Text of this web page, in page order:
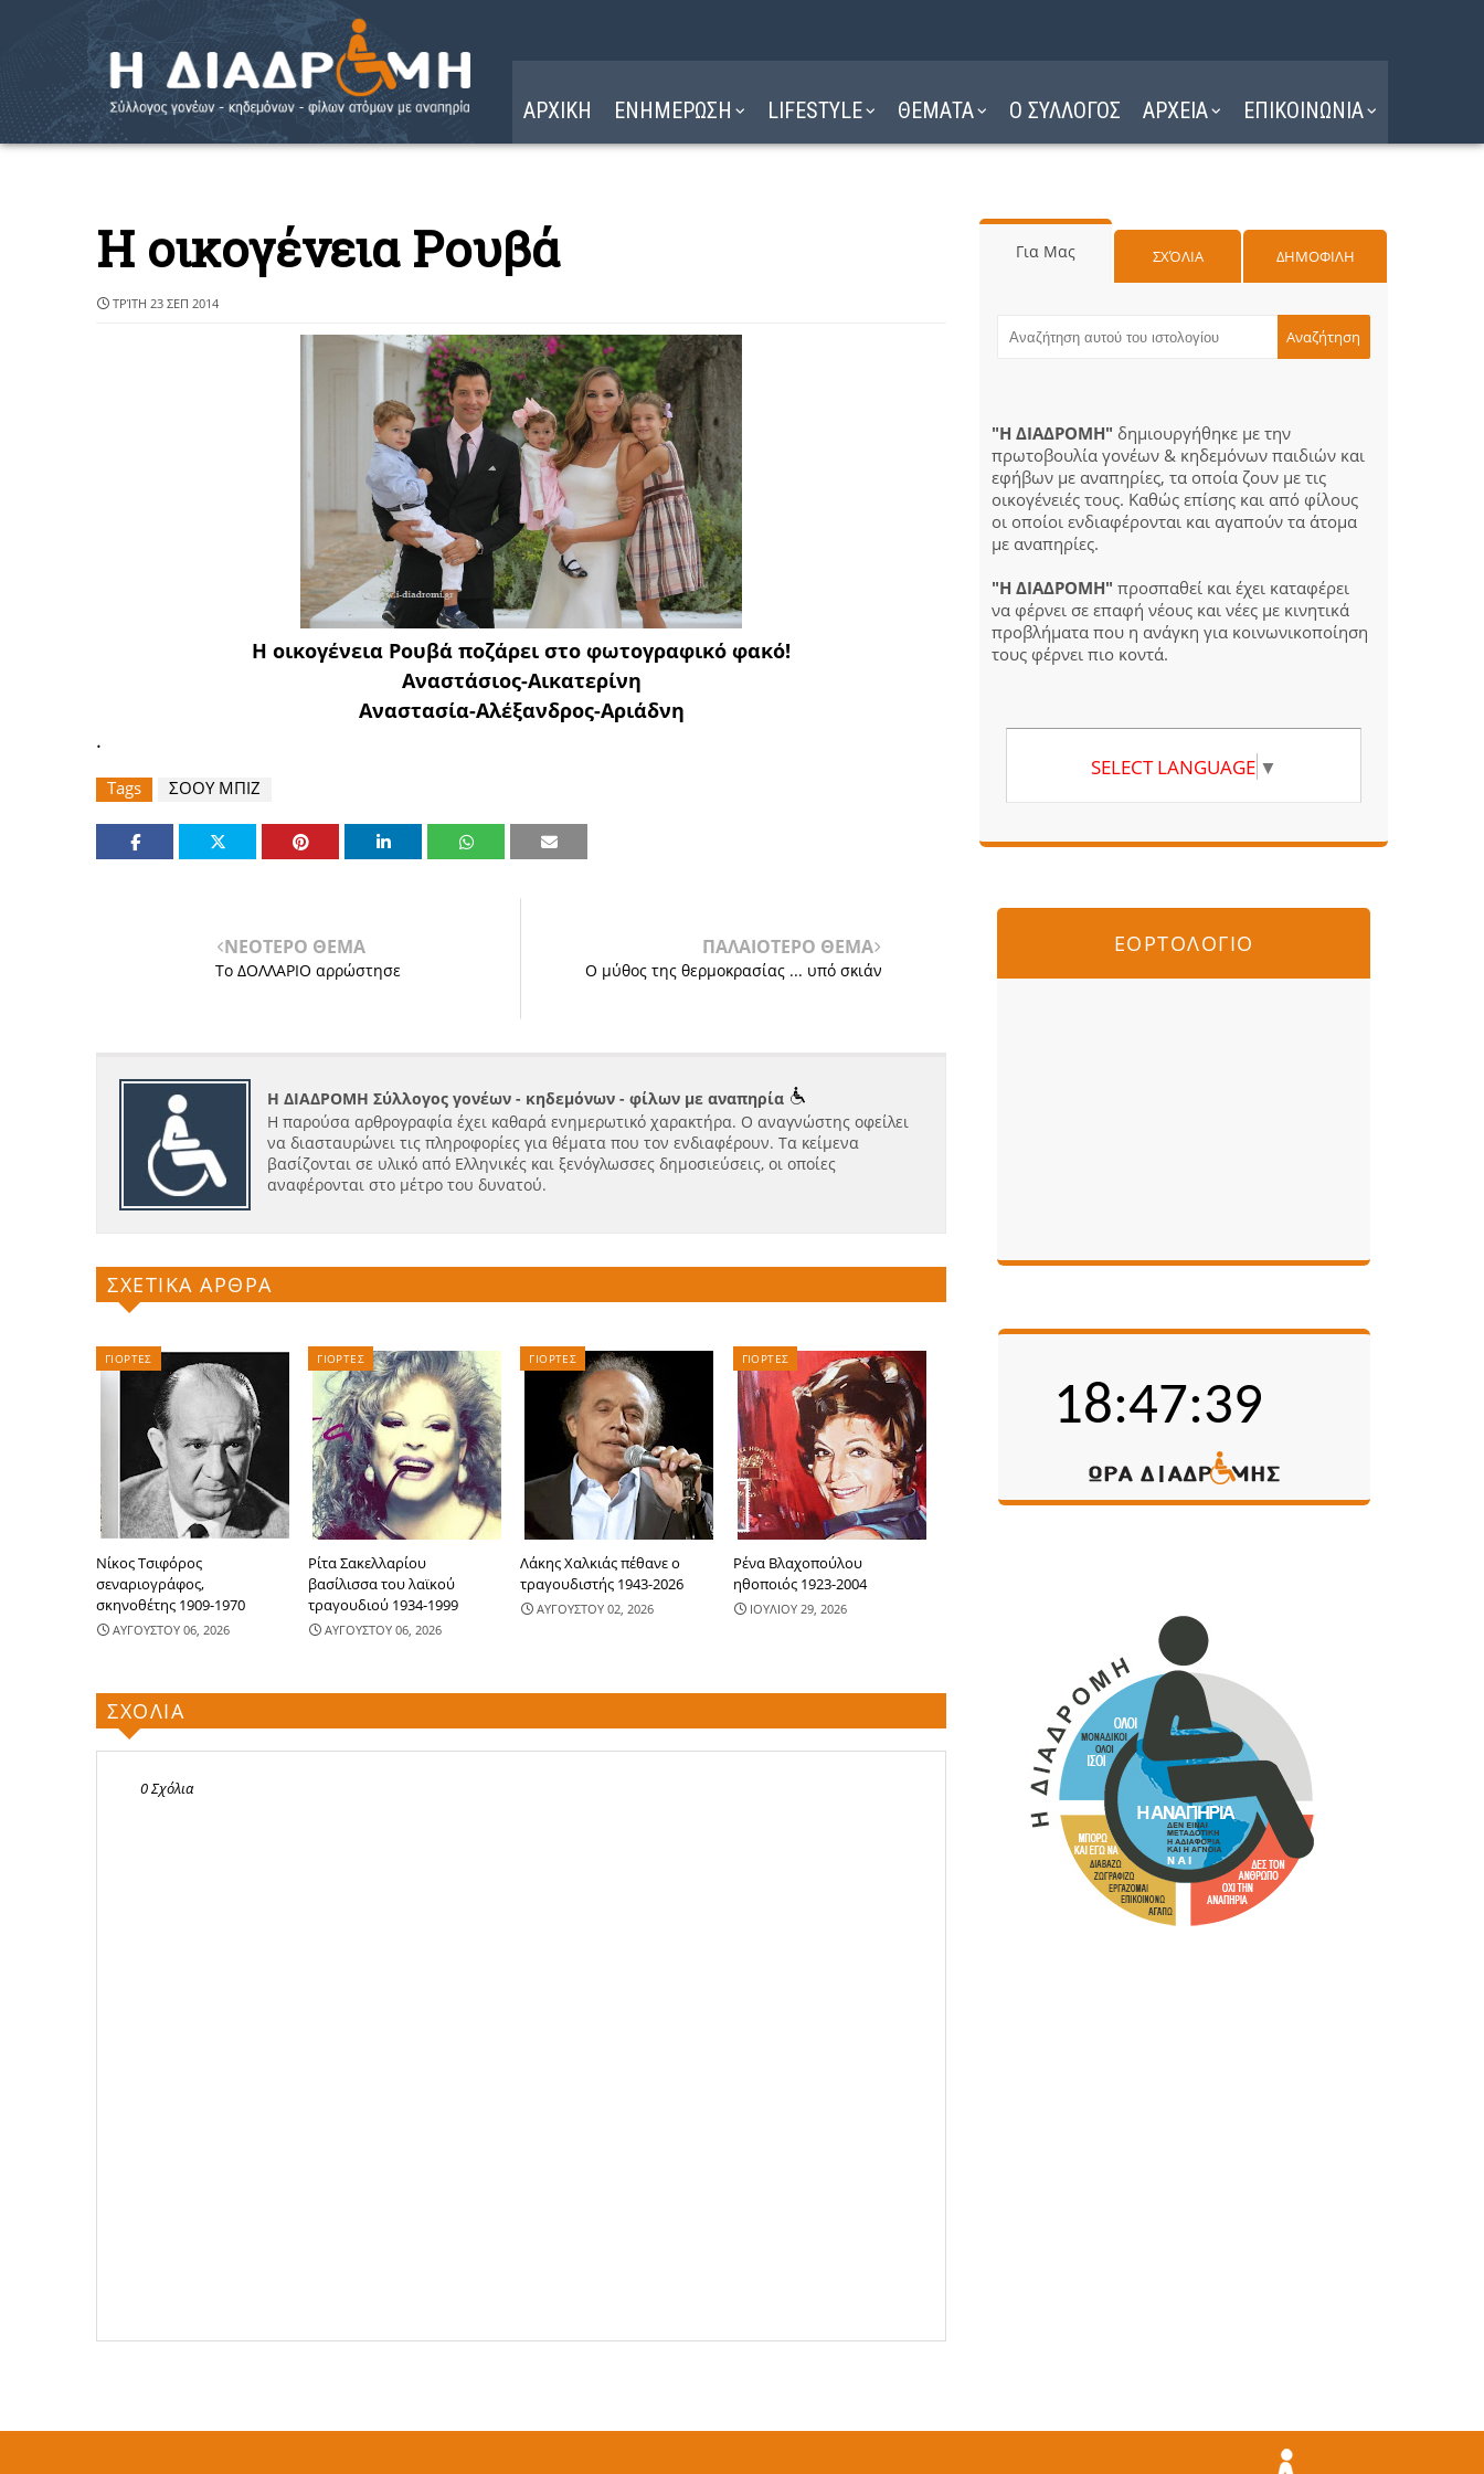
ΑΡΧΙΚΗ ΕΝΗΜΕΡΩΣΗ LIFESTYLE ΘΕΜΑΤΑ Ο ΣΥΛΛΟΓΟΣ ΑΡΧΕΙΑ ΕΠΙΚΟΙΝΩΝΙΑ
Η οικογένεια Ρουβά
ΤΡΊΤΗ 23 ΣΕΠ 2014
Η οικογένεια Ρουβά ποζάρει στο φωτογραφικό φακό!
Αναστάσιος-Αικατερίνη
Αναστασία-Αλέξανδρος-Αριάδνη
.
Tags ΣΟΟΥ ΜΠΙΖ
ΝΕΟΤΕΡΟ ΘΕΜΑ
Το ΔΟΛΛΑΡΙΟ αρρώστησε
ΠΑΛΑΙΟΤΕΡΟ ΘΕΜΑ
Ο μύθος της θερμοκρασίας ... υπό σκιάν
Η ΔΙΑΔΡΟΜΗ Σύλλογος γονέων - κηδεμόνων - φίλων με αναπηρία
Η παρούσα αρθρογραφία έχει καθαρά ενημερωτικό χαρακτήρα. Ο αναγνώστης οφείλει
να διασταυρώνει τις πληροφορίες για θέματα που τον ενδιαφέρουν. Τα κείμενα
βασίζονται σε υλικό από Ελληνικές και ξενόγλωσσες δημοσιεύσεις, οι οποίες
αναφέρονται στο μέτρο του δυνατού.
ΣΧΕΤΙΚΑ ΑΡΘΡΑ
ΓΙΟΡΤΕΣ
Νίκος Τσιφόρος
σεναριογράφος,
σκηνοθέτης 1909-1970
ΑΥΓΟΥΣΤΟΥ 06, 2026
ΓΙΟΡΤΕΣ
Ρίτα Σακελλαρίου
βασίλισσα του λαϊκού
τραγουδιού 1934-1999
ΑΥΓΟΥΣΤΟΥ 06, 2026
ΓΙΟΡΤΕΣ
Λάκης Χαλκιάς πέθανε ο
τραγουδιστής 1943-2026
ΑΥΓΟΥΣΤΟΥ 02, 2026
ΓΙΟΡΤΕΣ
Ρένα Βλαχοπούλου
ηθοποιός 1923-2004
ΙΟΥΛΙΟΥ 29, 2026
ΣΧΟΛΙΑ
0 Σχόλια
Για Μας ΣΧΌΛΙΑ ΔΗΜΟΦΙΛΗ
"Η ΔΙΑΔΡΟΜΗ" δημιουργήθηκε με την
πρωτοβουλία γονέων & κηδεμόνων παιδιών και
εφήβων με αναπηρίες, τα οποία ζουν με τις
οικογένειές τους. Καθώς επίσης και από φίλους
οι οποίοι ενδιαφέρονται και αγαπούν τα άτομα
με αναπηρίες.
"Η ΔΙΑΔΡΟΜΗ" προσπαθεί και έχει καταφέρει
να φέρνει σε επαφή νέους και νέες με κινητικά
προβλήματα που η ανάγκη για κοινωνικοποίηση
τους φέρνει πιο κοντά.
SELECT LANGUAGE ▼
ΕΟΡΤΟΛΟΓΙΟ